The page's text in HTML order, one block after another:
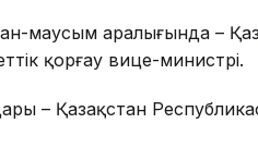
маусым аралығында –
қорғау вице-министрі.
– Қазақстан